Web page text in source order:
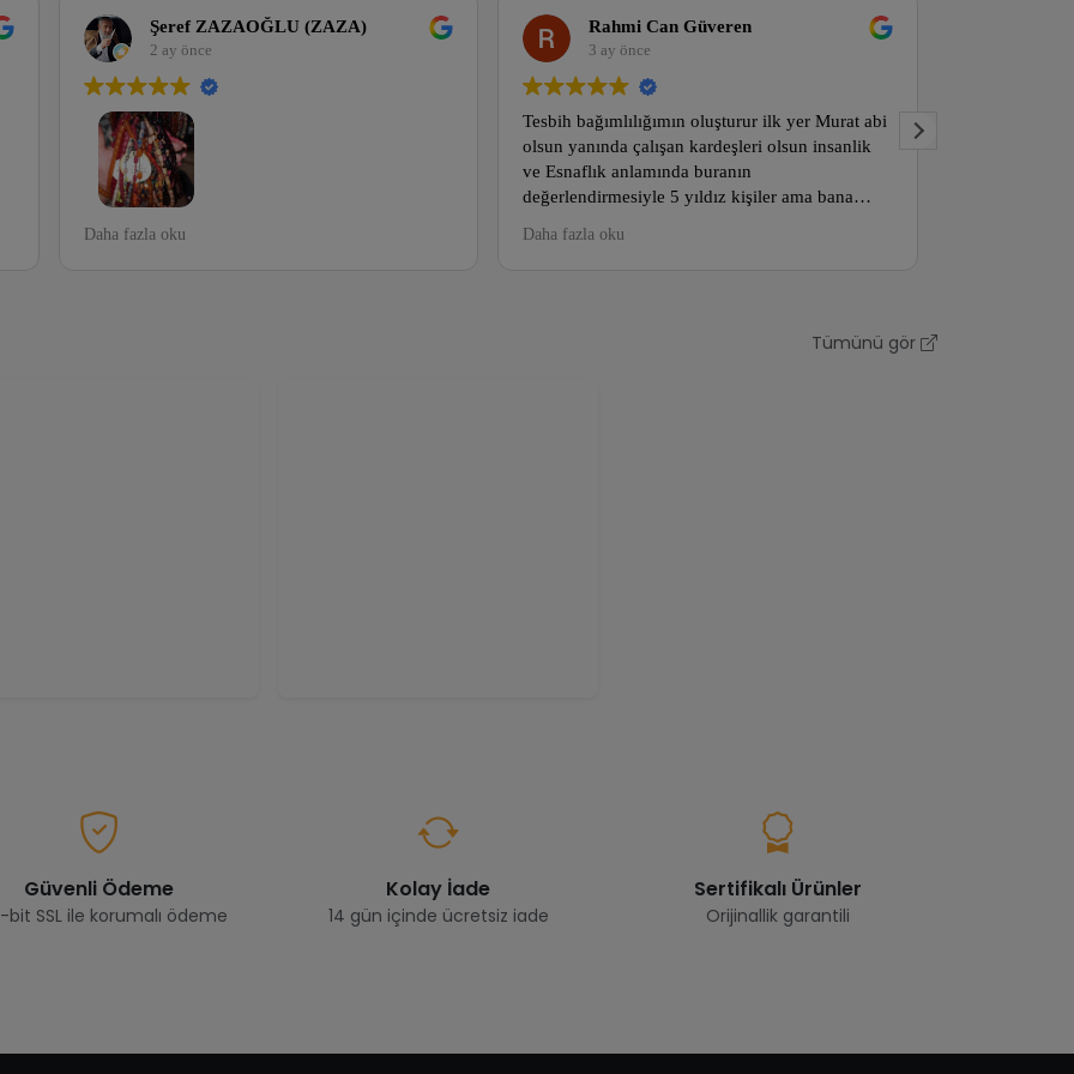
Şeref ZAZAOĞLU (ZAZA)
2 ay önce
Hayatımda ilk defa mezattan tesbih aldığım yer
Daha fazla oku
Rahmi Can Güveren
3 ay önce
Tesbih bağımlılığımın oluşturur ilk yer Murat abi
olsun yanında çalışan kardeşleri olsun insanlik
ve Esnaflık anlamında buranın
değerlendirmesiyle 5 yıldız kişiler ama bana
Daha fazla oku
Doğru fiyata doğru
Tümünü gör
Güvenli Ödeme
bit SSL ile korumalı ödeme
Kolay İade
14 gün içinde ücretsiz iade
Sertifikalı Ürünler
Orijinallik garantili